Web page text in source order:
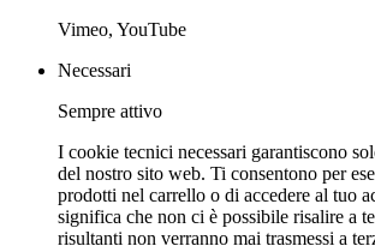
Vimeo, YouTube
Necessari
Sempre attivo
I cookie tecnici necessari garantiscono
del nostro sito web. Ti consentono per
prodotti nel carrello o di accedere al tuo
significa che non ci è possibile risalire a
risultanti non verranno mai trasmessi a